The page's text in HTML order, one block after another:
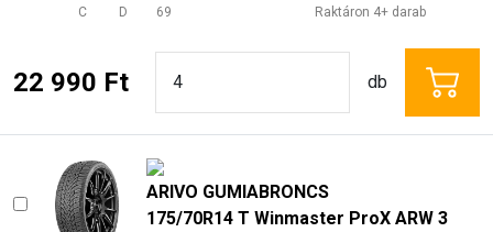
C D 69 Raktáron 4+ darab
22 990 Ft db
ARIVO GUMIABRONCS
175/70R14 T Winmaster ProX ARW 3